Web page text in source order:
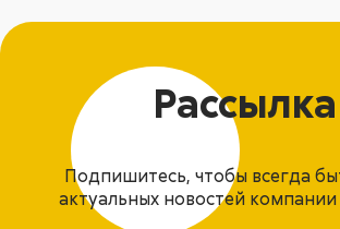
Рассылка
Подпишитесь, чтобы всегда
актуальных новостей компании